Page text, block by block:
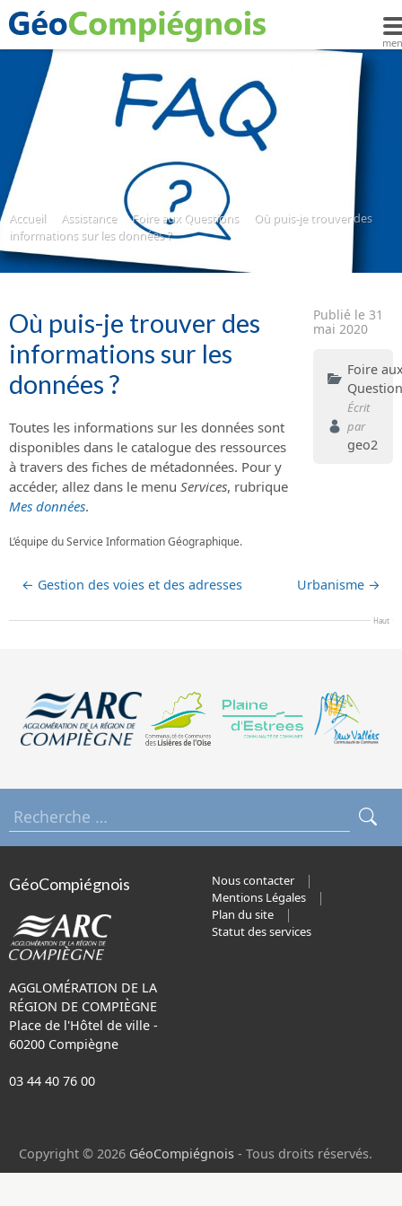
Accueil Assistance Foire aux Questions
Où puis-je trouver des
informations sur les données ?
Où puis-je trouver des
informations sur les
données ?
Toutes les informations sur les données sont
disponibles dans le catalogue des ressources
à travers des fiches de métadonnées. Pour y
accéder, allez dans le menu Services, rubrique
Mes données.
L’équipe du Service Information Géographique.
Publié le 31
mai 2020
Foire
Écrit
par
geo2
← Gestion des voies et des adresses Urbanisme →
Haut
GéoCompiégnois
AGGLOMÉRATION DE LA
RÉGION DE COMPIÈGNE
Place de l'Hôtel de ville -
60200 Compiègne
03 44 40 76 00
Nous contacter
Mentions Légales
Plan du site
Statut des services
Copyright © 2026 GéoCompiégnois - Tous droits réservés.